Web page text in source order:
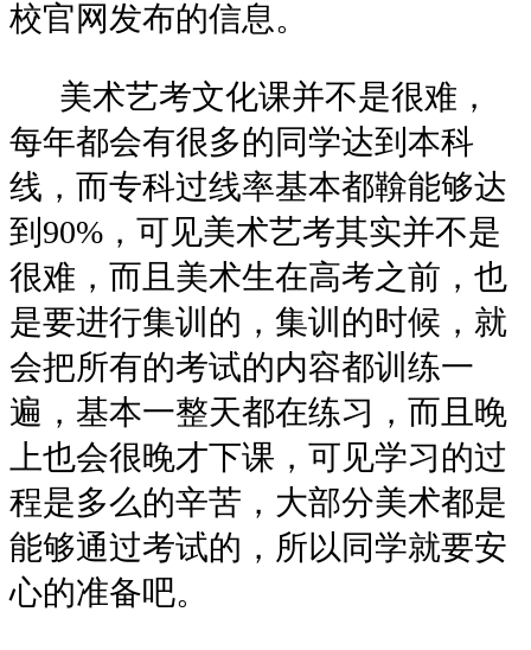
校官网发布的信息。
美术艺考文化课并不是很难，
每年都会有很多的同学达到本科
线，而专科过线率基本都鞥能够达
到90%，可见美术艺考其实并不是
很难，而且美术生在高考之前，也
是要进行集训的，集训的时候，就
会把所有的考试的内容都训练一
遍，基本一整天都在练习，而且晚
上也会很晚才下课，可见学习的过
程是多么的辛苦，大部分美术都是
能够通过考试的，所以同学就要安
心的准备吧。